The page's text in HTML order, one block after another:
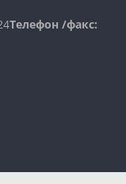
Телефон /факс: